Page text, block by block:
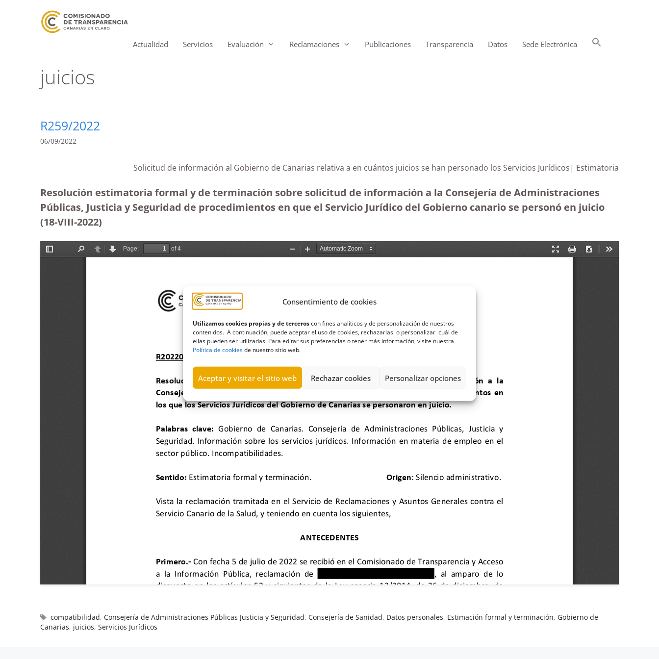
Consentimiento de cookies
Utilizamos cookies propias y de terceroscon fines analíticos y de personalización de nuestros
contenidos. A continuación, puede aceptar el uso de cookies, rechazarlas o personalizar cuál de
ellas pueden ser utilizadas. Para editar sus preferencias o tener más información, visite nuestra
Política de cookiesde nuestro sitio web.
Aceptar y visitar el sitio web Rechazar cookies Personalizar opciones
Actualidad Servicios Evaluación Reclamaciones Publicaciones Transparencia Datos Sede Electrónica
juicios
R259/2022
06/09/2022
Solicitud de información al Gobierno de Canarias relativa a en cuántos juicios se han personado los Servicios Jurídicos| Estimatoria
Resolución estimatoria formal y de terminación sobre solicitud de información a la Consejería de Administraciones
Públicas, Justicia y Seguridad de procedimientos en que el Servicio Jurídico del Gobierno canario se personó en juicio
(18-VIII-2022)
compatibilidad,Consejería de Administraciones Públicas Justicia y Seguridad,Consejería de Sanidad, Datos personales, Estimación formal y terminación, Gobierno de
Canarias, juicios, Servicios Jurídicos